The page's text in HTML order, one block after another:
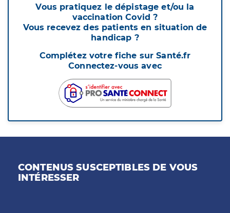
Vous pratiquez le dépistage et/ou la
vaccination Covid ?
Vous recevez des patients en situation de
handicap ?
Complétez votre fiche sur Santé.fr
Connectez-vous avec
CONTENUS SUSCEPTIBLES DE VOUS
INTÉRESSER